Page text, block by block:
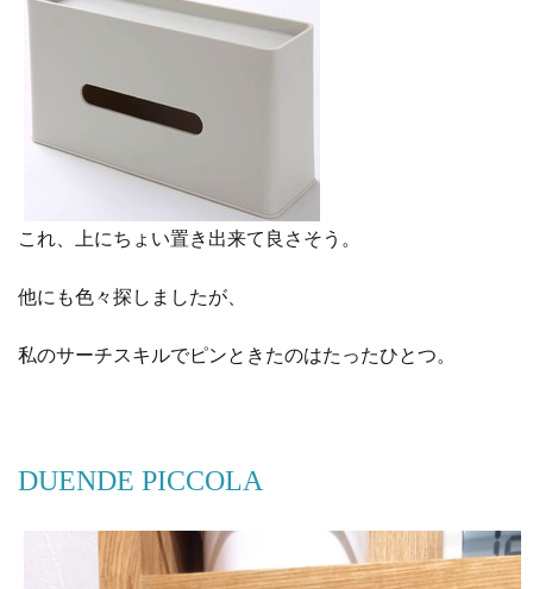
これ、上にちょい置き出来て良さそう。
他にも色々探しましたが、
私のサーチスキルでピンときたのはたったひとつ。
DUENDE PICCOLA